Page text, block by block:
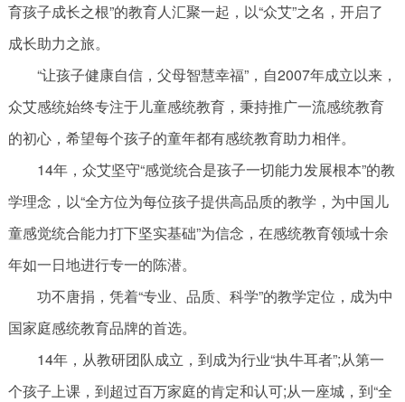
育孩子成长之根”的教育人汇聚一起，以“众艾”之名，开启了
成长助力之旅。
“让孩子健康自信，父母智慧幸福”，自2007年成立以来，
众艾感统始终专注于儿童感统教育，秉持推广一流感统教育
的初心，希望每个孩子的童年都有感统教育助力相伴。
14年，众艾坚守“感觉统合是孩子一切能力发展根本”的教
学理念，以“全方位为每位孩子提供高品质的教学，为中国儿
童感觉统合能力打下坚实基础”为信念，在感统教育领域十余
年如一日地进行专一的陈潜。
功不唐捐，凭着“专业、品质、科学”的教学定位，成为中
国家庭感统教育品牌的首选。
14年，从教研团队成立，到成为行业“执牛耳者”;从第一
个孩子上课，到超过百万家庭的肯定和认可;从一座城，到“全